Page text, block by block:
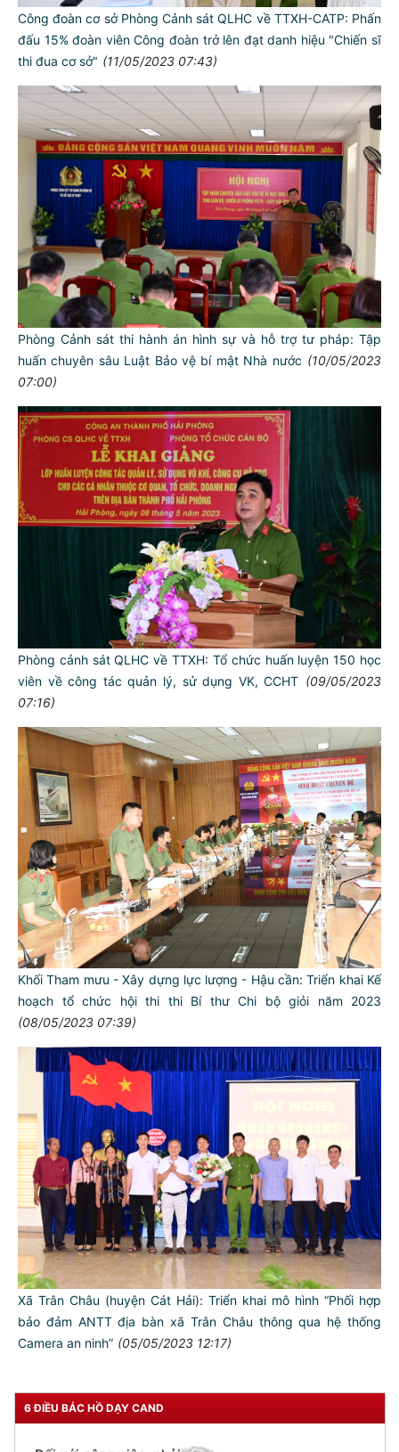
Công đoàn cơ sở Phòng Cảnh sát QLHC về TTXH-CATP: Phấn
đấu 15% đoàn viên Công đoàn trở lên đạt danh hiệu "Chiến sĩ
thi đua cơ sở" (11/05/2023 07:43)
Phòng Cảnh sát thi hành án hình sự và hỗ trợ tư pháp: Tập
huấn chuyên sâu Luật Bảo vệ bí mật Nhà nước (10/05/2023
07:00)
Phòng cảnh sát QLHC về TTXH: Tổ chức huấn luyện 150 học
viên về công tác quản lý, sử dụng VK, CCHT (09/05/2023
07:16)
Khối Tham mưu - Xây dựng lực lượng - Hậu cần: Triển khai Kế
hoạch tổ chức hội thi thi Bí thư Chi bộ giỏi năm 2023
(08/05/2023 07:39)
Xã Trân Châu (huyện Cát Hải): Triển khai mô hình “Phối hợp
bảo đảm ANTT địa bàn xã Trân Châu thông qua hệ thống
Camera an ninh” (05/05/2023 12:17)
6 ĐIỀU BÁC HỒ DẠY CAND
TƯ CÁCH
NGƯỜI CÔNG AN CÁCH MỆNH LÀ:
Đối với tự mình, phải
CẦN, KIỆM, LIÊM, CHÍNH
Đối với đồng sự, phải
THÂN ÁI GIÚP ĐỠ
Đối với chính phủ, phải
TUYỆT ĐỐI TRUNG THÀNH
Đối với nhân dân, phải
KÍNH TRỌNG LỄ PHÉP
TẬN TỤY
Đối với địch, phải